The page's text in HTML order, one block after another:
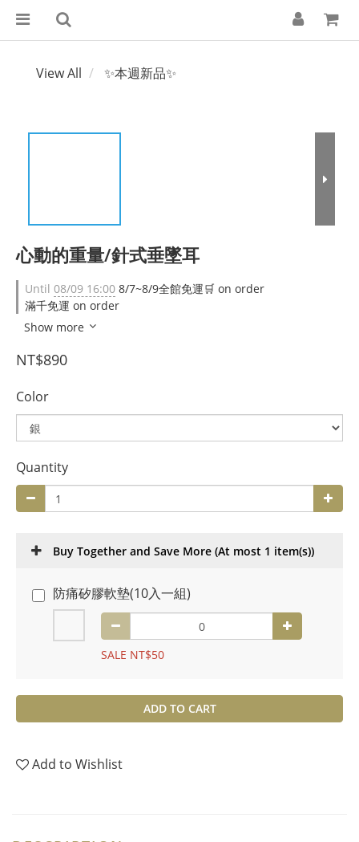
View All ✨本週新品✨
心動的重量/針式垂墜耳
Until 08/09 16:00 8/7~8/9全館免運🛒 on order
滿千免運 on order
Show more
NT$890
Color
Quantity
Buy Together and Save More (At most 1 item(s))
防痛矽膠軟墊(10入一組)
SALE NT$50
ADD TO CART
Add to Wishlist